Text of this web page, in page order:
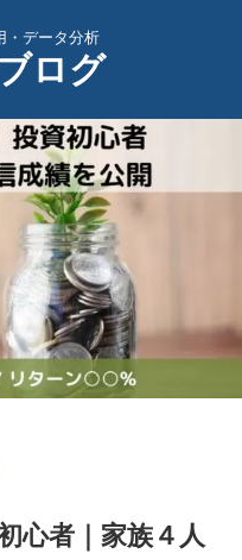
・データ分析
ログ
心者｜家族４人